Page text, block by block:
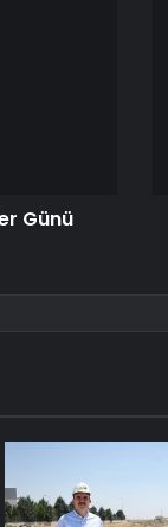
Günü